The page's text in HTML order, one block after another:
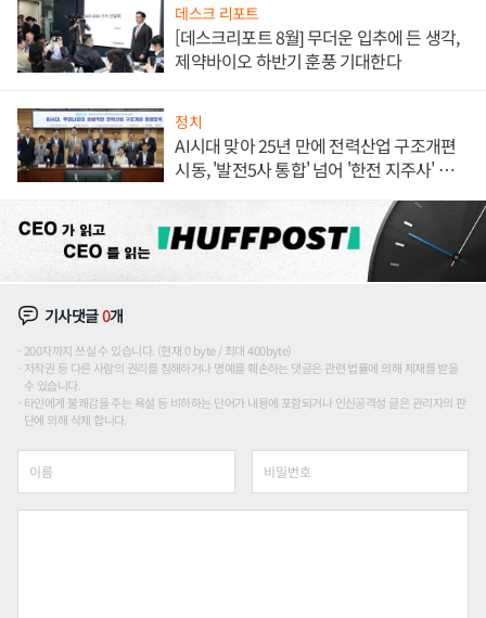
데스크 리포트
[데스크리포트 8월] 무더운 입추에 든 생각,
제약바이오 하반기 훈풍 기대한다
정치
AI시대 맞아 25년 만에 전력산업 구조개편
시동, '발전5사 통합' 넘어 '한전 지주사' 재편
기사댓글0개
200자까지 쓰실 수 있습니다. (현재 0 byte / 최대 400byte)
저작권 등 다른 사람의 권리를 침해하거나 명예를 훼손하는 댓글은 관련 법률에 의해 제재를 받을
수 있습니다.
타인에게 불쾌감을 주는 욕설 등 비하하는 단어가 내용에 포함되거나 인신공격성 글은 관리자의 판
단에 의해 삭제 합니다.